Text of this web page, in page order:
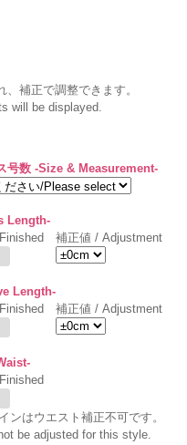
補正で調整できます。
will be displayed.
号数 -Size & Measurement-
Length-
補正値 / Adjustment
Length-
補正値 / Adjustment
ンはウエスト補正不可です。
be adjusted for this style.